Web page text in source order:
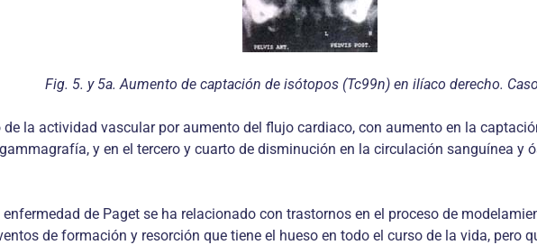
Fig. 5. y 5a. Aumento de captación de isótopos (Tc99n) en ilíaco derecho.
la actividad vascular por aumento del flujo cardiaco, con aumento en la
y en el tercero y cuarto de disminución en la circulación sanguínea y
de Paget se ha relacionado con trastornos en el proceso de
de formación y resorción que tiene el hueso en todo el curso de la vida, pero